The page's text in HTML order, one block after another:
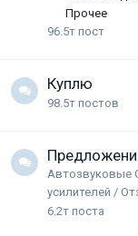
Прочее
96.5т пост
Куплю
98.5т постов
Автозвуковые
усилителей /
6.2т поста